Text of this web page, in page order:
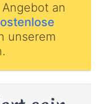
an
unserem